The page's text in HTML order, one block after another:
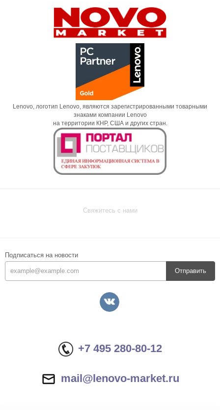
Lenovo, логотип Lenovo, являются зарегистрированными товарными
знаками компании Lenovo
на территории КНР, США и других стран.
Свяжитесь с нами
Подписаться на новости
Отправить
+7 495 280-80-12
mail@lenovo-market.ru